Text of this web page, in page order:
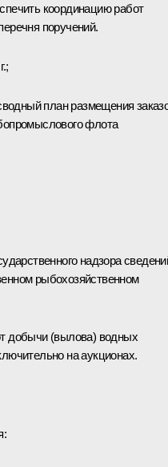
координацию работ
поручений.
план размещения
флота
надзора
рыбохозяйственном
добычи (вылова) водных
на аукционах.